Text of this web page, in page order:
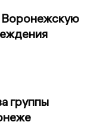
группы